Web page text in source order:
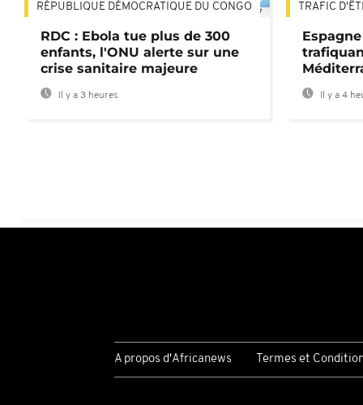
01:47
RÉPUBLIQUE DÉMOCRATIQUE DU CONGO
RDC : Ebola tue plus de 300
enfants, l'ONU alerte sur une
crise sanitaire majeure
Il y a 3 heures
TRAFIC
Il y a 4
A propos d'Africanews Termes et